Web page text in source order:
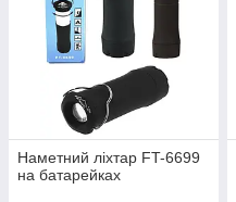
Наметний ліхтар FT-6699
на батарейках